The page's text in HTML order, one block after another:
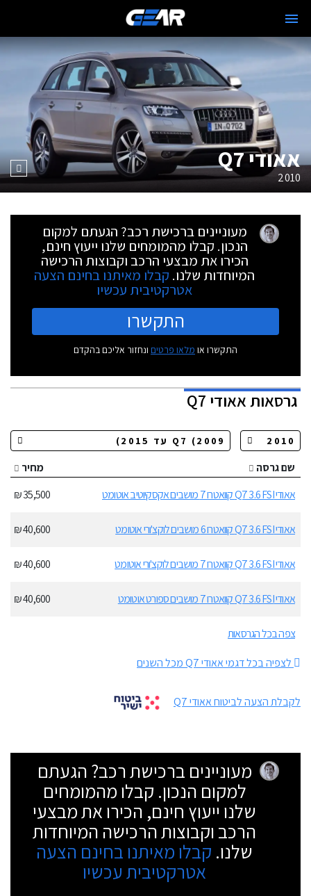
אאודי Q7
2010
מעוניינים ברכישת רכב? הגעתם למקום
הנכון. קבלו מהמומחים שלנו ייעוץ חינם,
הכירו את מבצעי הרכב וקבוצות הרכישה
המיוחדות שלנו. קבלו מאיתנו בחינם הצעה
אטרקטיבית עכשיו
התקשרו
התקשרו או מלאו פרטים ונחזור אליכם בהקדם
גרסאותאאודי Q7
שם גרסה
מחיר
אאודי Q7 3.6 FSI קוואטרו 7 מושבים אקסקיוטיב אוטומט
35,500 ₪
אאודי Q7 3.6 FSI קוואטרו 6 מושבים לוקצ'ורי אוטומט 40,600 ₪
אאודי Q7 3.6 FSI קוואטרו 7 מושבים לוקצ'ורי אוטומט 40,600 ₪
אאודי Q7 3.6 FSI קוואטרו 7 מושבים ספורט אוטומט 40,600 ₪
צפה בכל הגרסאות
לצפיה בכל דגמי אאודי Q7 מכל השנים
לקבלת הצעה לביטוח אאודי Q7
מעוניינים ברכישת רכב? הגעתם
למקום הנכון. קבלו מהמומחים
שלנו ייעוץ חינם, הכירו את מבצעי
הרכב וקבוצות הרכישה המיוחדות
שלנו. קבלו מאיתנו בחינם הצעה
אטרקטיבית עכשיו